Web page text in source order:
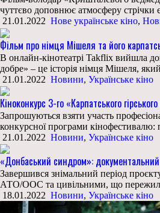
чуттєво доповнює атмосферу стрічки
21.01.2022 Нове українське кіно,
Фільм про німця Мішеля та його
В онлайн-кінотеатрі Takflix вийшла
добре» – це історія німця Мішеля,
21.01.2022 Новини, Українське кіно
Кіноконкурс 3-го «Карпатського
Запрошуються взяти участь
конкурсної програми кінофестивалю:
21.01.2022 Новини, Українське кіно
«Донбаський синдром»: документальний
Завершився знімальний період
АТО/ООС та цивільними, що пережили
18.01.2022 Новини, Українське кіно